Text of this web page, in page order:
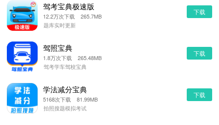
驾考宝典极速版
12.2万次下载 265.7MB
题库实时更新
下载
驾照宝典
1.8万次下载 265.48MB
驾考学车驾校宝典
下载
学法减分宝典
5168次下载 81.99MB
拍照搜题模拟考试
下载